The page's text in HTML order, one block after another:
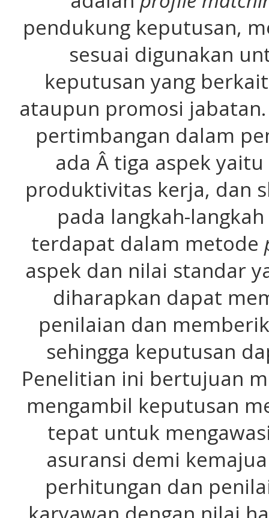
pendukung keputusan,
sesuai digunakan
keputusan yang
ataupun promosi
pertimbangan dalam
ada Â tiga aspek
produktivitas kerja, dan
pada langkah-
terdapat dalam metode
aspek dan nilai standar
diharapkan dapat
penilaian dan
sehingga keputusan
Penelitian ini bertujuan
mengambil keputusan
tepat untuk
asuransi demi
perhitungan dan